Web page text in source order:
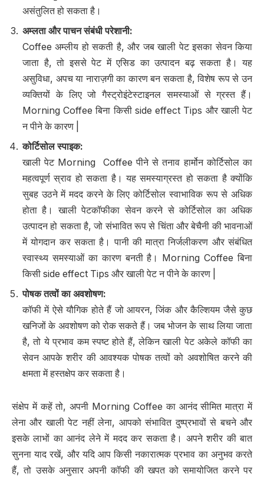
असंतुलित हो सकता है।
अम्लता और पाचन संबंधी परेशानी:
Coffee अम्लीय हो सकती है, और जब खाली पेट इसका सेवन किया
जाता है, तो इससे पेट में एसिड का उत्पादन बढ़ सकता है। यह
असुविधा, अपच या नाराज़गी का कारण बन सकता है, विशेष रूप से उन
व्यक्तियों के लिए जो गैस्ट्रोइंटेस्टाइनल समस्याओं से ग्रस्त हैं।
Morning Coffee बिना किसी side effect Tips और खाली पेट
न पीने के कारण |
कोर्टिसोल स्पाइक:
खाली पेट Morning Coffee पीने से तनाव हार्मोन कोर्टिसोल का
महत्वपूर्ण स्राव हो सकता है। यह समस्याग्रस्त हो सकता है क्योंकि
सुबह उठने में मदद करने के लिए कोर्टिसोल स्वाभाविक रूप से अधिक
होता है। खाली पेटकॉफीका सेवन करने से कोर्टिसोल का अधिक
उत्पादन हो सकता है, जो संभावित रूप से चिंता और बेचैनी की भावनाओं
में योगदान कर सकता है। पानी की मात्रा निर्जलीकरण और संबंधित
स्वास्थ्य समस्याओं का कारण बनती है। Morning Coffee बिना
किसी side effect Tips और खाली पेट न पीने के कारण |
पोषक तत्वों का अवशोषण:
कॉफी में ऐसे यौगिक होते हैं जो आयरन, जिंक और कैल्शियम जैसे कुछ
खनिजों के अवशोषण को रोक सकते हैं। जब भोजन के साथ लिया जाता
है, तो ये प्रभाव कम स्पष्ट होते हैं, लेकिन खाली पेट अकेले कॉफी का
सेवन आपके शरीर की आवश्यक पोषक तत्वों को अवशोषित करने की
क्षमता में हस्तक्षेप कर सकता है।
संक्षेप में कहें तो, अपनी Morning Coffee का आनंद सीमित मात्रा में
लेना और खाली पेट नहीं लेना, आपको संभावित दुष्प्रभावों से बचने और
इसके लाभों का आनंद लेने में मदद कर सकता है। अपने शरीर की बात
सुनना याद रखें, और यदि आप किसी नकारात्मक प्रभाव का अनुभव करते
हैं, तो उसके अनुसार अपनी कॉफी की खपत को समायोजित करने पर